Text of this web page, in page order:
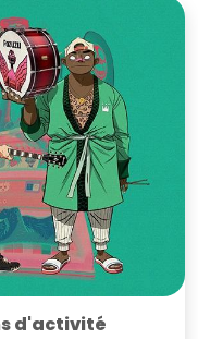
d'activité